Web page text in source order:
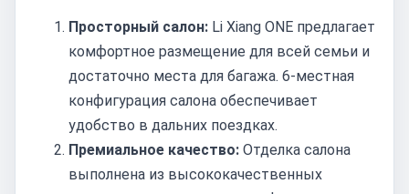
Просторный салон: Li Xiang ONE предлагает
комфортное размещение для всей семьи и
достаточно места для багажа. 6-местная
конфигурация салона обеспечивает
удобство в дальних поездках.
Премиальное качество: Отделка салона
выполнена из высококачественных